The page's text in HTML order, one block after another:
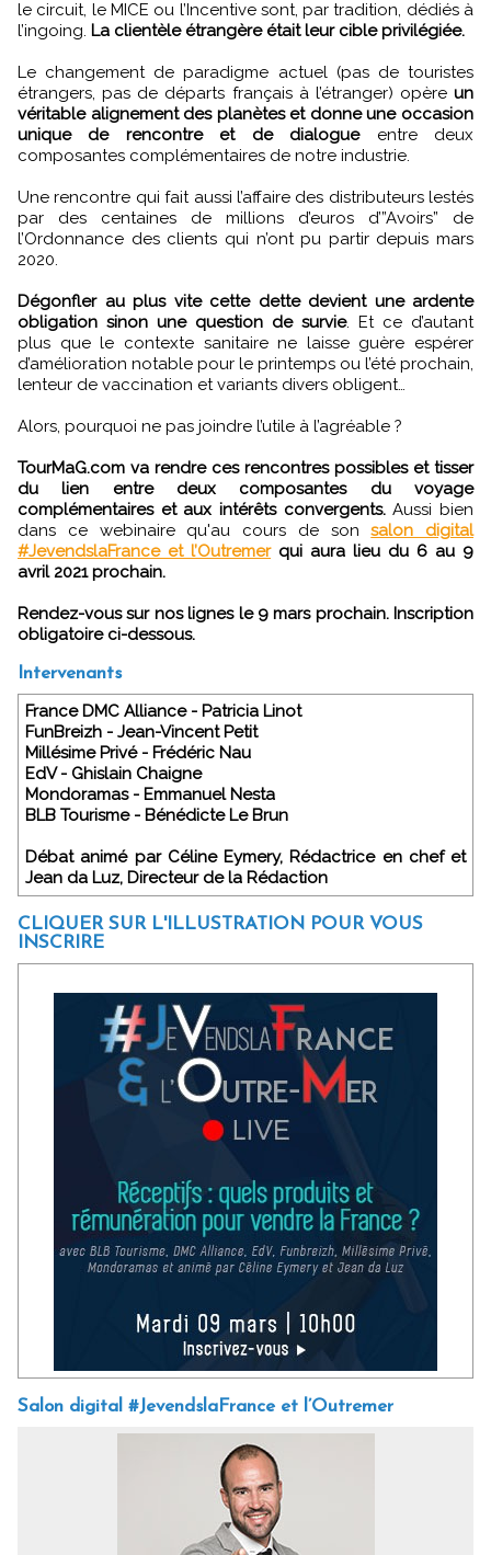
le circuit, le MICE ou l’Incentive sont, par tradition, dédiés à
l’ingoing. La clientèle étrangère était leur cible privilégiée.
Le changement de paradigme actuel (pas de touristes
étrangers, pas de départs français à l’étranger) opère un
véritable alignement des planètes et donne une occasion
unique de rencontre et de dialogueentre deux
composantes complémentaires de notre industrie.
Une rencontre qui fait aussi l’affaire des distributeurs lestés
par des centaines de millions d’euros d’”Avoirs” de
l’Ordonnance des clients qui n’ont pu partir depuis mars
2020.
Dégonfler au plus vite cette dette devient une ardente
obligation sinon une question de survie. Et ce d’autant
plus que le contexte sanitaire ne laisse guère espérer
d’amélioration notable pour le printemps ou l’été prochain,
lenteur de vaccination et variants divers obligent…
Alors, pourquoi ne pas joindre l’utile à l’agréable ?
TourMaG.com va rendre ces rencontres possibles et tisser
du lien entre deux composantes du voyage
complémentaires et aux intérêts convergents.Aussi bien
dans ce webinaire qu'au cours de sonsalon digital
#JevendslaFrance et l’Outremer qui aura lieu du 6 au 9
avril 2021 prochain.
Rendez-vous sur nos lignes le 9 mars prochain. Inscription
obligatoire ci-dessous.
Intervenants
France DMC Alliance - Patricia Linot
FunBreizh - Jean-Vincent Petit
Millésime Privé - Frédéric Nau
EdV - Ghislain Chaigne
Mondoramas - Emmanuel Nesta
BLB Tourisme - Bénédicte Le Brun
Débat animé par Céline Eymery, Rédactrice en chef et
Jean da Luz, Directeur de la Rédaction
CLIQUER SUR L'ILLUSTRATION POUR VOUS
INSCRIRE
Salon digital #JevendslaFrance et l’Outremer